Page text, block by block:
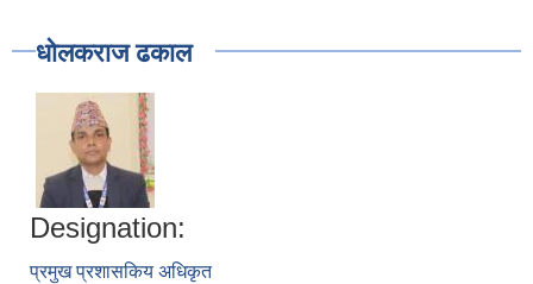
धोलकराज ढकाल
Designation:
प्रमुख प्रशासकिय अधिकृत